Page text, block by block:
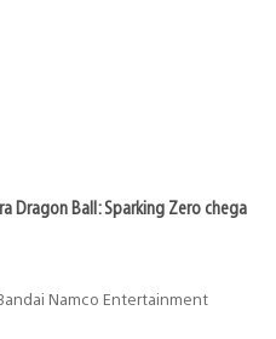
Dragon Ball: Sparking Zero chega
Namco Entertainment